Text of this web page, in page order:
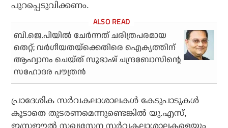
പുറപ്പെടുവിക്കണം.
ബി.ജെ.പിയില്‍ ചേര്‍ന്നത് ചരിത്രപരമായ
തെറ്റ്‌; വര്‍ഗീയതയ്‌ക്കെതിരെ ഐക്യത്തിന്
ആഹ്വാനം ചെയ്ത് സുഭാഷ് ചന്ദ്രബോസിന്റെ
സഹോദര പൗത്രന്‍
പ്രാദേശിക സര്‍വകലാശാലകള്‍ കേടുപാടുകള്‍
കൂടാതെ തുടരണമെന്നുണ്ടെങ്കില്‍ യു.എസ്,
ഇസ്രഈല്‍ സഖ്യസേന സര്‍വകലാശാലകളെയും